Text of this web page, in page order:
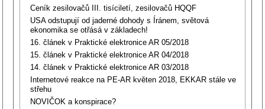
Ceník zesilovačů III. tisíciletí, zesilovačů HQQF
USA odstupují od jaderné dohody s Íránem, světová
ekonomika se otřásá v základech!
16. článek v Praktické elektronice AR 05/2018
15. článek v Praktické elektronice AR 04/2018
14. článek v Praktické elektronice AR 03/2018
Internetové reakce na PE-AR květen 2018, EKKAR stále ve
střehu
NOVIČOK a konspirace?